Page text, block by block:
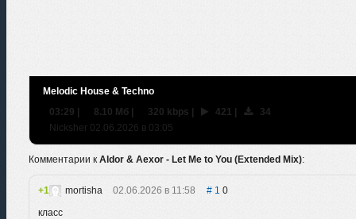
Melodic House & Techno
03:29 | 8.10 Мб | 320 kbps | 421 |
34
Nicksher 02.06.2026 в 03:05
Комментарии к Aldor & Aexor - Let Me to You (Extended Mix):
1 mortisha 02.06.2026 в 11:58 10
класс